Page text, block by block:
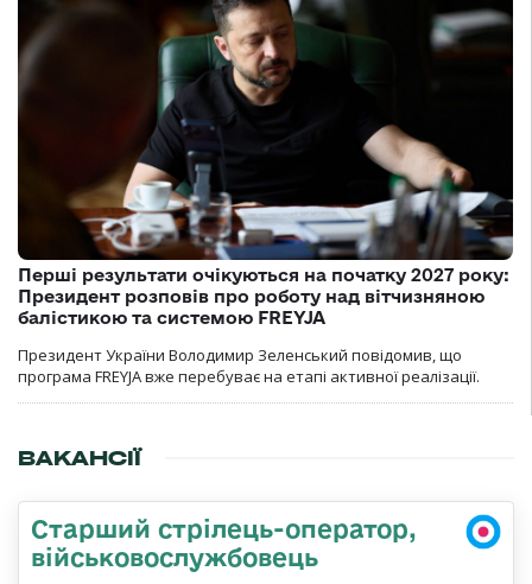
Перші результати очікуються на початку 2027 року:
Президент розповів про роботу над вітчизняною
балістикою та системою FREYJA
Президент України Володимир Зеленський повідомив, що
програма FREYJA вже перебуває на етапі активної реалізації.
ВАКАНСІЇ
Старший стрілець-оператор,
військовослужбовець